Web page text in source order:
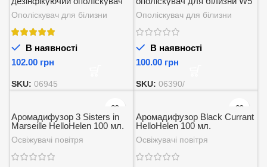
Disinfekto Bucato 1л.
Ополіскувач для білизни
В наявності
грн
SKU: 06945
ant. laun. clean. 1 л.
Ополіскувач для білизни
В наявності
грн
SKU: 06390/
Аромадифузор 3 Sisters in
Marseille HelloHelen 100 мл.
Освіжувачі повітря
Аромадифузор Black Currant
HelloHelen 100 мл.
Освіжувачі повітря